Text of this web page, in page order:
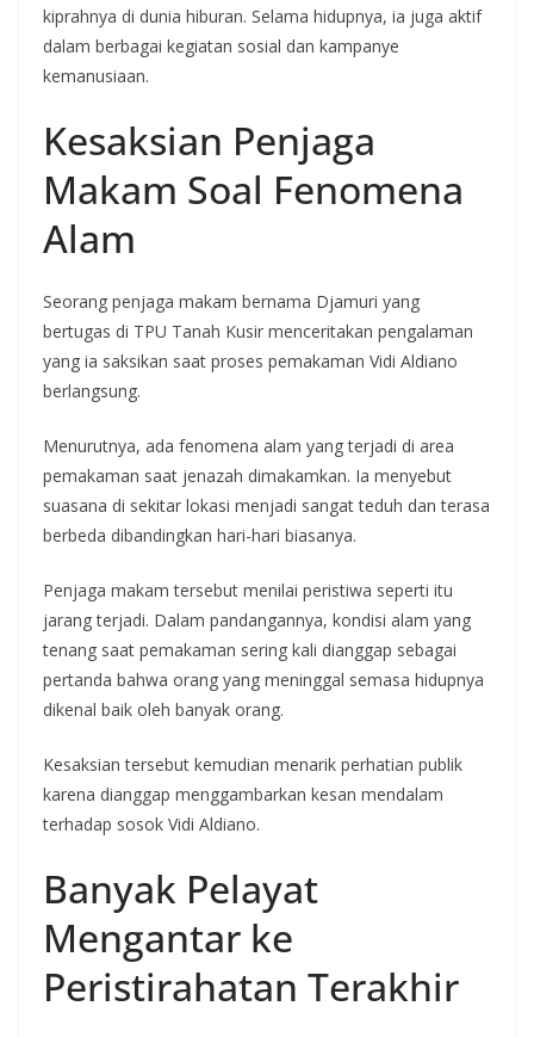
kiprahnya di dunia hiburan. Selama hidupnya, ia juga aktif
dalam berbagai kegiatan sosial dan kampanye
kemanusiaan.
Kesaksian Penjaga
Makam Soal Fenomena
Alam
Seorang penjaga makam bernama Djamuri yang
bertugas di TPU Tanah Kusir menceritakan pengalaman
yang ia saksikan saat proses pemakaman Vidi Aldiano
berlangsung.
Menurutnya, ada fenomena alam yang terjadi di area
pemakaman saat jenazah dimakamkan. Ia menyebut
suasana di sekitar lokasi menjadi sangat teduh dan terasa
berbeda dibandingkan hari-hari biasanya.
Penjaga makam tersebut menilai peristiwa seperti itu
jarang terjadi. Dalam pandangannya, kondisi alam yang
tenang saat pemakaman sering kali dianggap sebagai
pertanda bahwa orang yang meninggal semasa hidupnya
dikenal baik oleh banyak orang.
Kesaksian tersebut kemudian menarik perhatian publik
karena dianggap menggambarkan kesan mendalam
terhadap sosok Vidi Aldiano.
Banyak Pelayat
Mengantar ke
Peristirahatan Terakhir